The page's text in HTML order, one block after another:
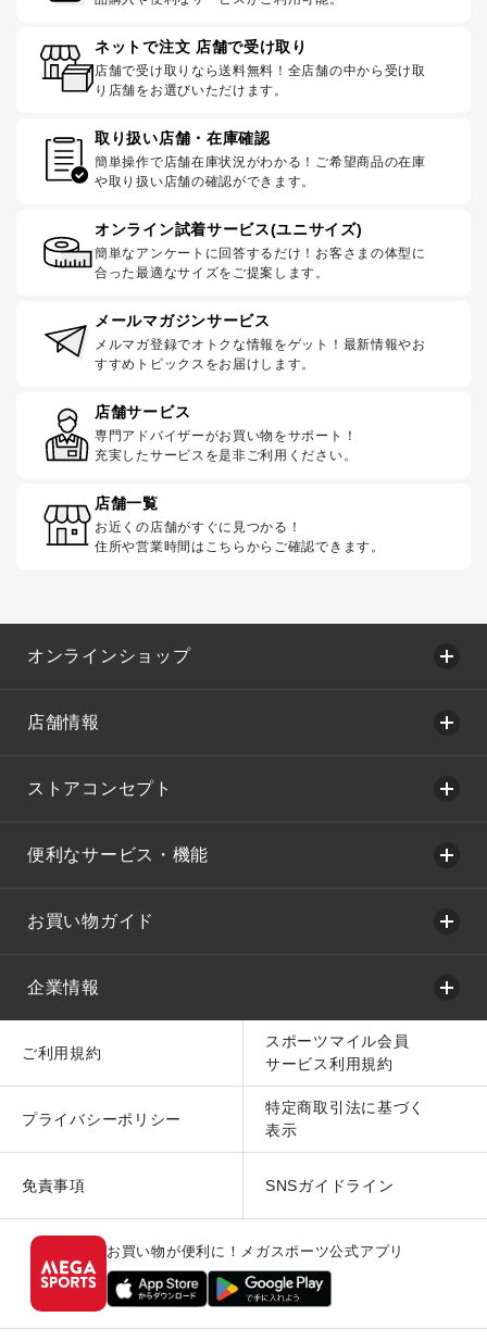
ネットで注文 店舗で受け取り
店舗で受け取りなら送料無料！全店舗の中から受け取
り店舗をお選びいただけます。
取り扱い店舗・在庫確認
簡単操作で店舗在庫状況がわかる！ご希望商品の在庫
や取り扱い店舗の確認ができます。
オンライン試着サービス(ユニサイズ)
簡単なアンケートに回答するだけ！お客さまの体型に
合った最適なサイズをご提案します。
メールマガジンサービス
メルマガ登録でオトクな情報をゲット！最新情報やお
すすめトピックスをお届けします。
店舗サービス
専門アドバイザーがお買い物をサポート！
充実したサービスを是非ご利用ください。
店舗一覧
お近くの店舗がすぐに見つかる！
住所や営業時間はこちらからご確認できます。
オンラインショップ
店舗情報
ストアコンセプト
便利なサービス・機能
お買い物ガイド
企業情報
ご利用規約
スポーツマイル会員
サービス利用規約
プライバシーポリシー
特定商取引法に基づく
表示
免責事項 SNSガイドライン
お買い物が便利に！メガスポーツ公式アプリ